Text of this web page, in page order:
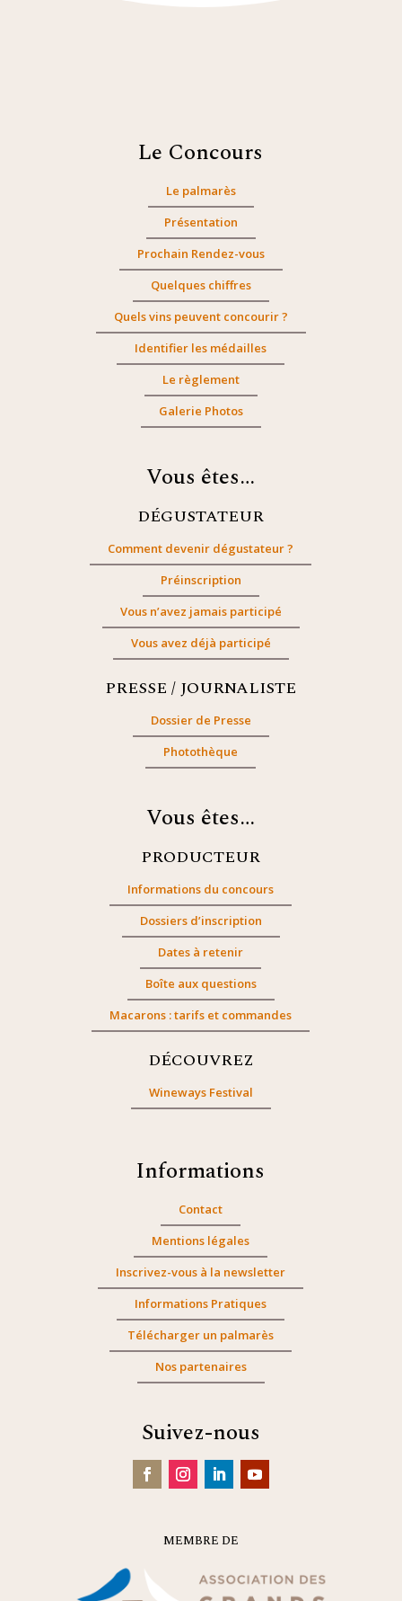
Le Concours
Le palmarès
Présentation
Prochain Rendez-vous
Quelques chiffres
Quels vins peuvent concourir ?
Identifier les médailles
Le règlement
Galerie Photos
Vous êtes…
DÉGUSTATEUR
Comment devenir dégustateur ?
Préinscription
Vous n’avez jamais participé
Vous avez déjà participé
PRESSE / JOURNALISTE
Dossier de Presse
Photothèque
Vous êtes…
PRODUCTEUR
Informations du concours
Dossiers d’inscription
Dates à retenir
Boîte aux questions
Macarons : tarifs et commandes
DÉCOUVREZ
Wineways Festival
Informations
Contact
Mentions légales
Inscrivez-vous à la newsletter
Informations Pratiques
Télécharger un palmarès
Nos partenaires
Suivez-nous
MEMBRE DE